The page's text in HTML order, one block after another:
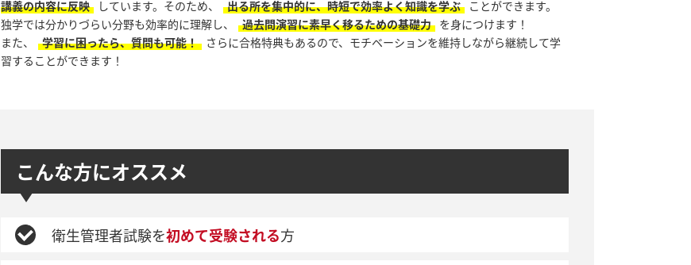
講義の内容に反映
しています。そのため、 出る所を集中的に、時短で効率よく知識を学ぶ
ことができます。
独学では分かりづらい分野も効率的に理解し、
過去問演習に素早く移るための基礎力 を身につけます！
また、
学習に困ったら、質問も可能！
さらに合格特典もあるので、モチベーションを維持しながら継続して学
習することができます！
こんな方にオススメ
衛生管理者試験を初めて受験される方